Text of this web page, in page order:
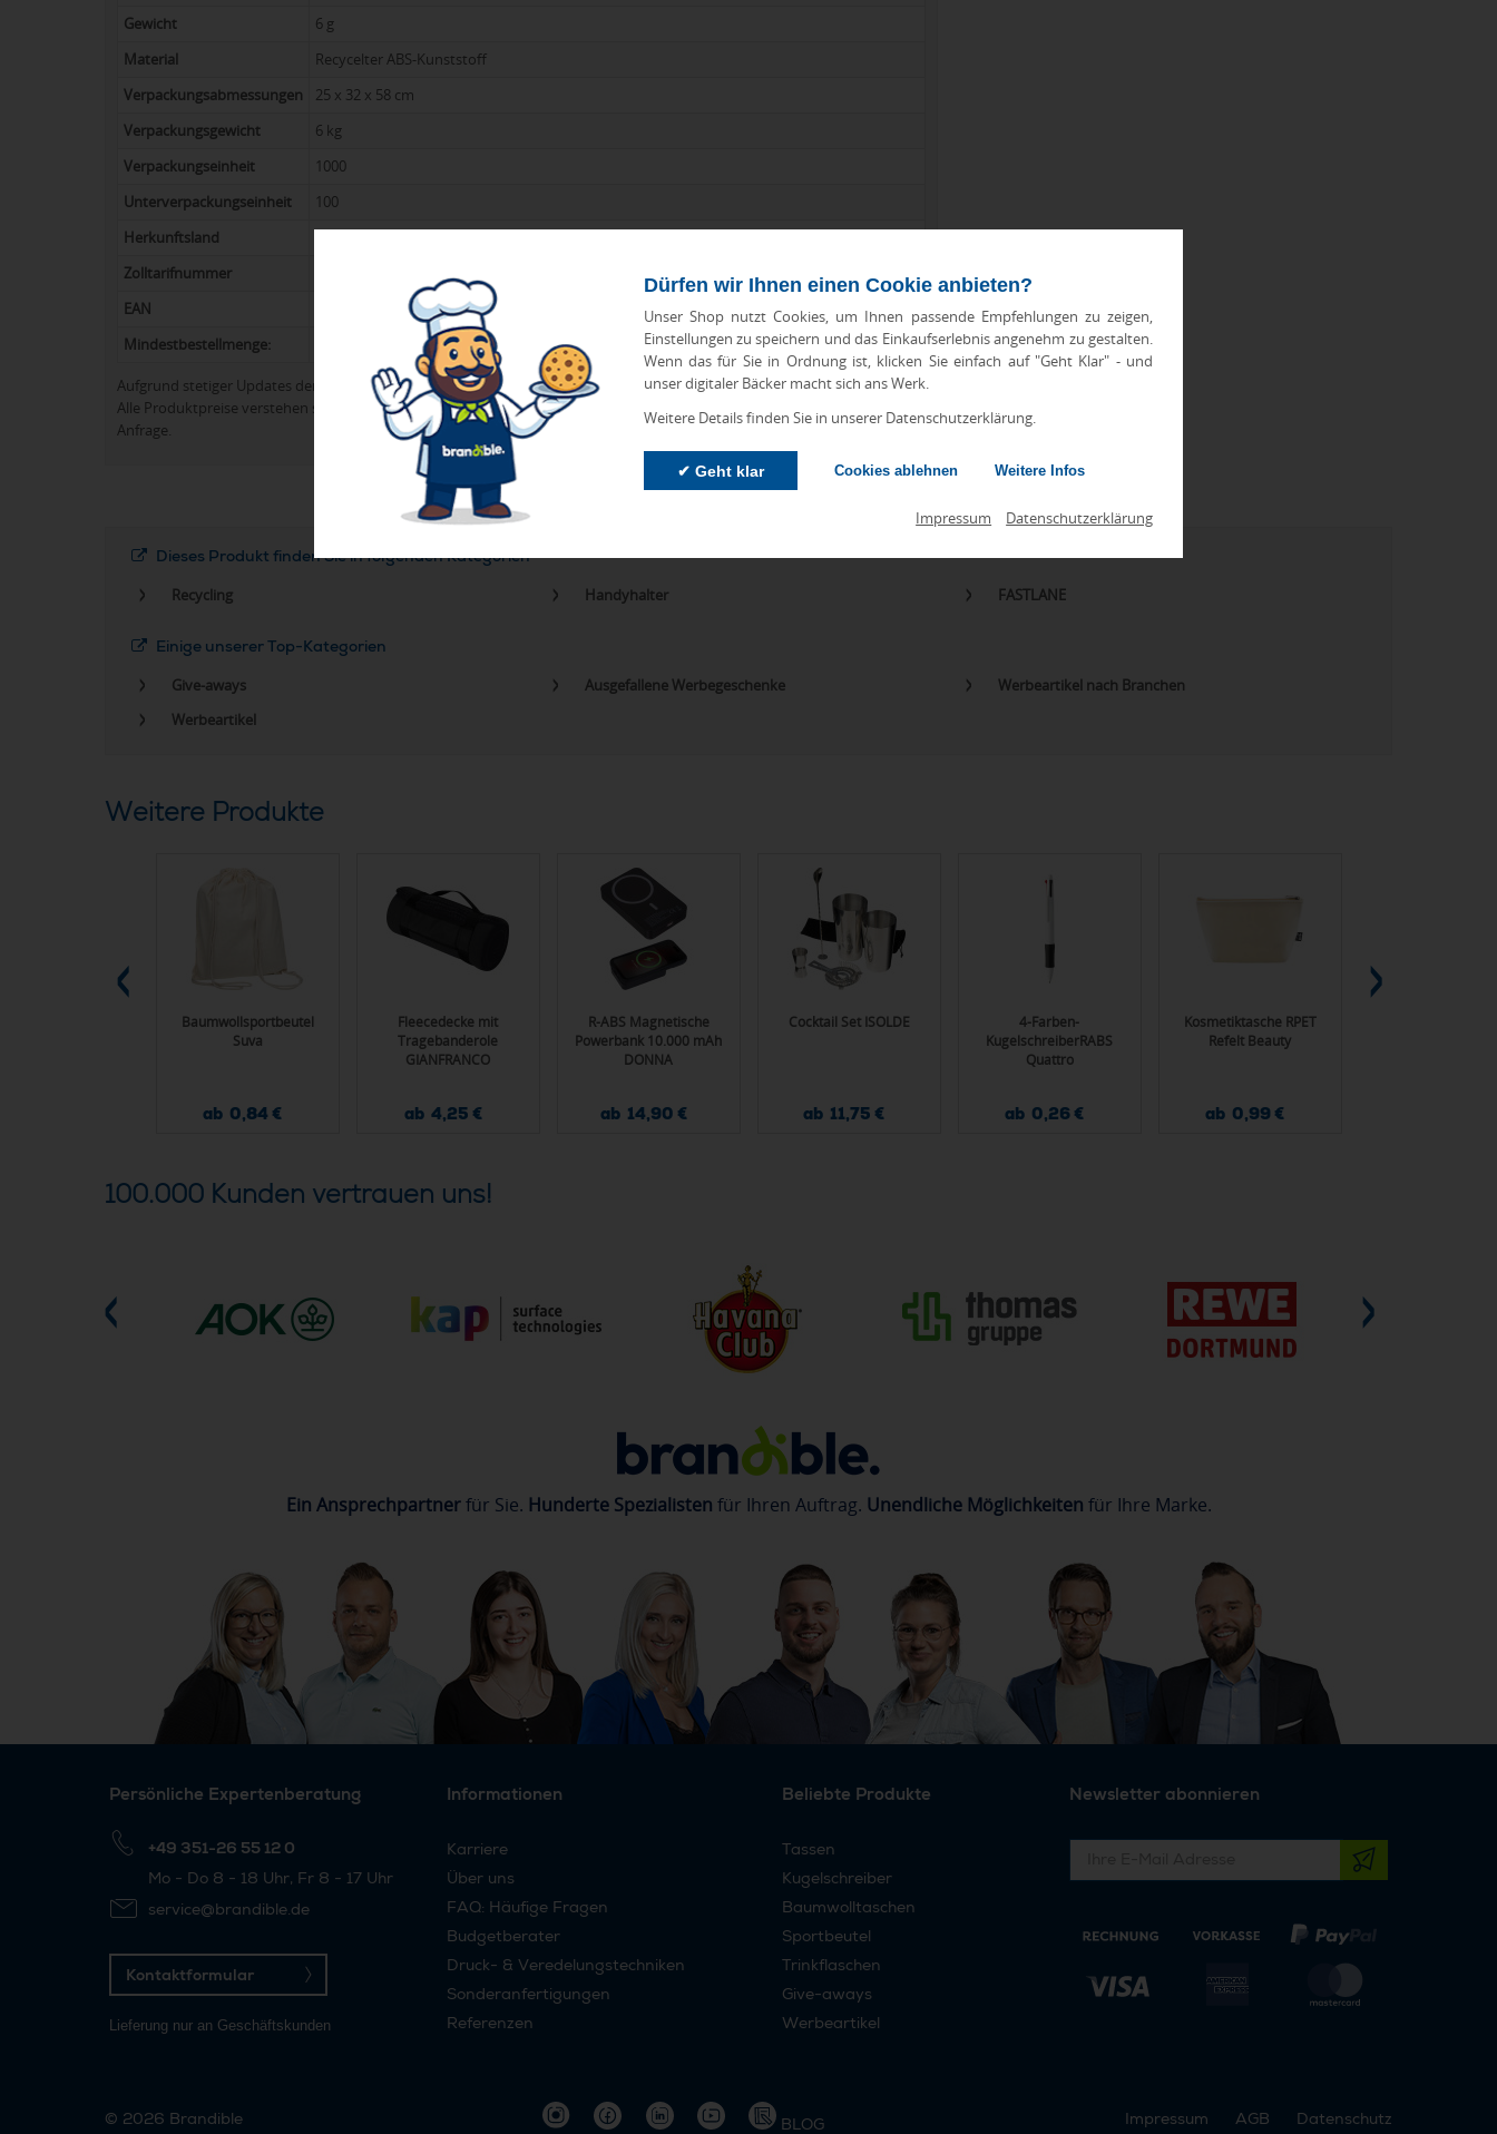
Dürfen wir Ihnen einen Cookie anbieten?
Unser Shop nutzt Cookies, um Ihnen passende Empfehlungen zu zeigen,
Einstellungen zu speichern und das Einkaufserlebnis angenehm zu gestalten.
Wenn das für Sie in Ordnung ist, klicken Sie einfach auf "Geht Klar" - und
unser digitaler Bäcker macht sich ans Werk.
Weitere Details finden Sie in unserer Datenschutzerklärung.
✔ Geht klar Cookies ablehnen Weitere Infos
Impressum Datenschutzerklärung
Gewicht
6 g
Material
Recycelter ABS-Kunststoff
Verpackungsabmessungen
25 x 32 x 58 cm
Verpackungsgewicht
6 kg
Verpackungseinheit
1000
Unterverpackungseinheit
100
Herkunftsland
Zolltarifnummer
EAN
5996425928706
Mindestbestellmenge:
Aufgrund stetiger Updates der Produktpalette kann es zu Abweichungen bei Preisen und Produktinformationen kommen.
Alle Produktpreise verstehen sich in der Regel ohne Werbeanbringungskosten. Preise für Direktimport erhalten Sie auf
Anfrage.
Dieses Produkt finden Sie in folgenden Kategorien
Recycling
Handyhalter FASTLANE
Einige unserer Top-Kategorien
Give-aways
Ausgefallene Werbegeschenke
Werbeartikel nach Branchen
Werbeartikel
Weitere Produkte
Baumwollsportbeutel
Suva
ab 0,84 €
Fleecedecke mit
Tragebanderole
GIANFRANCO
ab 4,25 €
R-ABS Magnetische
Powerbank 10.000 mAh
DONNA
ab 14,90 €
Cocktail Set ISOLDE
ab 11,75 €
4-Farben-
KugelschreiberRABS
Quattro
ab 0,26 €
Kosmetiktasche RPET
Refelt Beauty
ab 0,99 €
100.000 Kunden vertrauen uns!
Ein Ansprechpartnerfür Sie. Hunderte Spezialisten für Ihren Auftrag. Unendliche Möglichkeiten für Ihre Marke.
Persönliche Expertenberatung
+49 351-26 55 12 0
Mo - Do 8 - 18 Uhr, Fr 8 - 17 Uhr
service@brandible.de
Kontaktformular
Lieferung nur an Geschäftskunden
Informationen
Karriere
Über uns
FAQ: Häufige Fragen
Budgetberater
Druck- & Veredelungstechniken
Sonderanfertigungen
Referenzen
Beliebte Produkte
Tassen
Kugelschreiber
Baumwolltaschen
Sportbeutel
Trinkflaschen
Give-aways
Werbeartikel
Newsletter abonnieren
© 2026 Brandible BLOG Impressum AGB Datenschutz